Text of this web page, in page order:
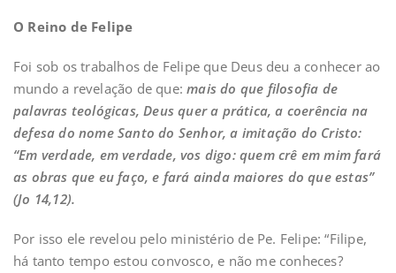
O Reino de Felipe
Foi sob os trabalhos de Felipe que Deus deu a conhecer ao
mundo a revelação de que:mais do que filosofia de
palavras teológicas, Deus quer a prática, a coerência na
defesa do nome Santo do Senhor,a imitação do Cristo:
“Em verdade, em verdade, vos digo: quem crê em mim fará
as obras que eu faço, e fará ainda maiores do que estas”
(Jo 14,12).
Por isso ele revelou pelo ministério de Pe. Felipe: “Filipe,
há tanto tempo estou convosco, e não me conheces?